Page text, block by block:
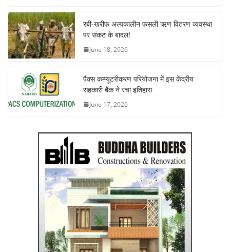
रबी-खरीफ अल्पकालीन फसली ऋण वितरण व्यवस्था
पर संकट के बादल!
June 18, 2026
पैक्स कम्प्यूटरीकरण परियोजना में इस केंद्रीय
सहकारी बैंक ने रचा इतिहास
June 17, 2026